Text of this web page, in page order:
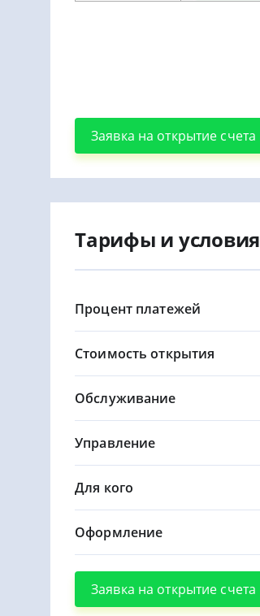
Заявка на открытие счета
Тарифы и условия
Процент платежей
Стоимость открытия
Обслуживание
Управление
Для кого
Оформление
Заявка на открытие счета